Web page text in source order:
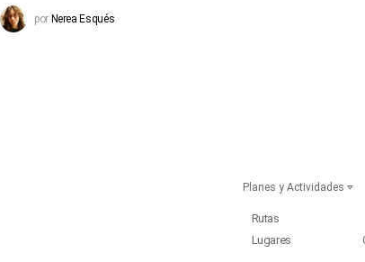
por Nerea Esqués
Planes y Actividades
Rutas
Lugares